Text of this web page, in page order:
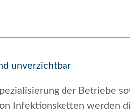
unverzichtbar
der Betriebe
Infektionsketten werden